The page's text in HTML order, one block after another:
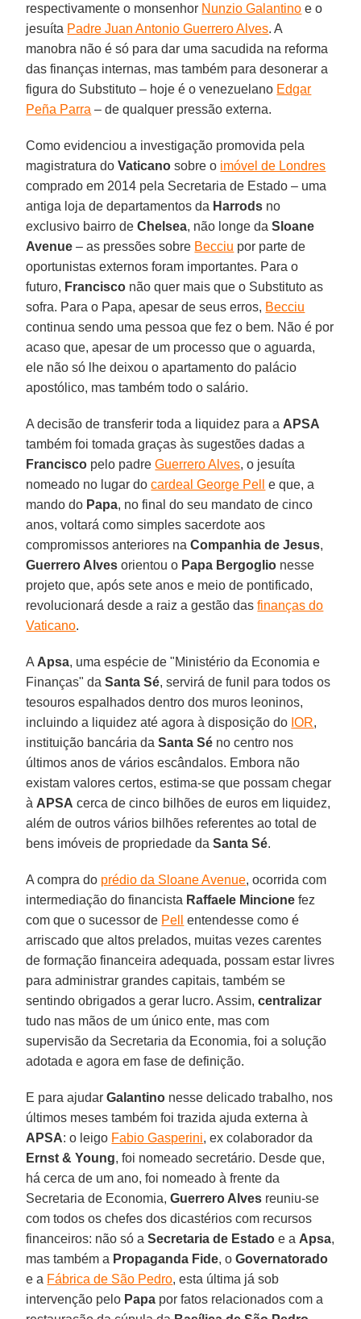
respectivamente o monsenhor Nunzio Galantino e o
jesuíta Padre Juan Antonio Guerrero Alves. A
manobra não é só para dar uma sacudida na reforma
das finanças internas, mas também para desonerar a
figura do Substituto – hoje é o venezuelano Edgar
Peña Parra – de qualquer pressão externa.
Como evidenciou a investigação promovida pela
magistratura doVaticano sobre o imóvel de Londres
comprado em 2014 pela Secretaria de Estado – uma
antiga loja de departamentos da Harrods no
exclusivo bairro deChelsea, não longe daSloane
Avenue – as pressões sobre Becciu por parte de
oportunistas externos foram importantes. Para o
futuro, Francisco não quer mais que o Substituto as
sofra. Para o Papa, apesar de seus erros, Becciu
continua sendo uma pessoa que fez o bem. Não é por
acaso que, apesar de um processo que o aguarda,
ele não só lhe deixou o apartamento do palácio
apostólico, mas também todo o salário.
A decisão de transferir toda a liquidez para a APSA
também foi tomada graças às sugestões dadas a
Francisco pelo padreGuerrero Alves, o jesuíta
nomeado no lugar docardeal George Pell
e que, a
mando do Papa, no final do seu mandato de cinco
anos, voltará como simples sacerdote aos
compromissos anteriores naCompanhia de Jesus,
Guerrero Alves orientou o Papa Bergoglio nesse
projeto que, após sete anos e meio de pontificado,
revolucionará desde a raiz a gestão dasfinanças do
Vaticano.
A Apsa, uma espécie de "Ministério da Economia e
Finanças" daSanta Sé, servirá de funil para todos os
tesouros espalhados dentro dos muros leoninos,
incluindo a liquidez até agora à disposição do IOR,
instituição bancária daSanta Sé no centro nos
últimos anos de vários escândalos. Embora não
existam valores certos, estima-se que possam chegar
à APSA cerca de cinco bilhões de euros em liquidez,
além de outros vários bilhões referentes ao total de
bens imóveis de propriedade daSanta Sé.
A compra do prédio da Sloane Avenue, ocorrida com
intermediação do financista Raffaele Mincione fez
com que o sucessor de Pell
entendesse como é
arriscado que altos prelados, muitas vezes carentes
de formação financeira adequada, possam estar livres
para administrar grandes capitais, também se
sentindo obrigados a gerar lucro. Assim,centralizar
tudo nas mãos de um único ente, mas com
supervisão da Secretaria da Economia, foi a solução
adotada e agora em fase de definição.
E para ajudarGalantino nesse delicado trabalho, nos
últimos meses também foi trazida ajuda externa à
APSA: o leigo Fabio Gasperini, ex colaborador da
Ernst & Young, foi nomeado secretário. Desde que,
há cerca de um ano, foi nomeado à frente da
Secretaria de Economia,Guerrero Alves reuniu-se
com todos os chefes dos dicastérios com recursos
financeiros: não só aSecretaria de Estado e a Apsa,
mas também a Propaganda Fide, oGovernatorado
e a Fábrica de São Pedro, esta última já sob
intervenção pelo Papa por fatos relacionados com a